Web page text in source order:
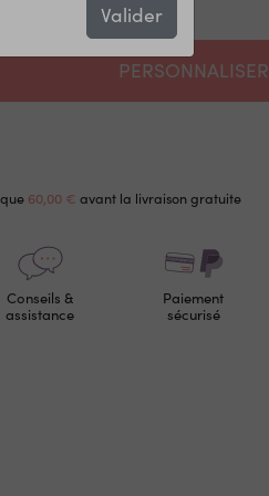
Valider
PERSONNALISER
60,00 € avant la livraison gratuite
Conseils &
assistance
Paiement
sécurisé